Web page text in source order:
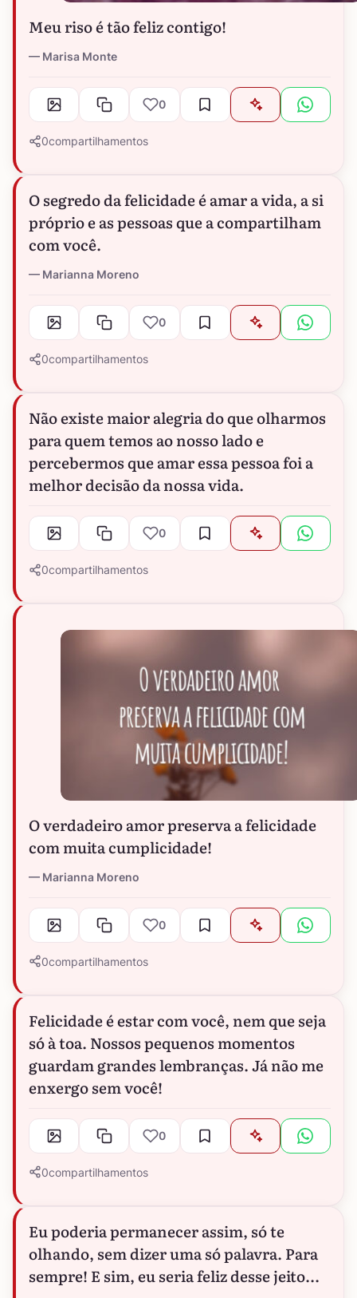
Meu riso é tão feliz contigo!
Marisa Monte
0
0compartilhamentos
O segredo da felicidade é amar a vida, a si
próprio e as pessoas que a compartilham
com você.
Marianna Moreno
0
0compartilhamentos
Não existe maior alegria do que olharmos
para quem temos ao nosso lado e
percebermos que amar essa pessoa foi a
melhor decisão da nossa vida.
0
0compartilhamentos
O verdadeiro amor preserva a felicidade
com muita cumplicidade!
Marianna Moreno
0
0compartilhamentos
Felicidade é estar com você, nem que seja
só à toa. Nossos pequenos momentos
guardam grandes lembranças. Já não me
enxergo sem você!
0
0compartilhamentos
Eu poderia permanecer assim, só te
olhando, sem dizer uma só palavra. Para
sempre! E sim, eu seria feliz desse jeito...